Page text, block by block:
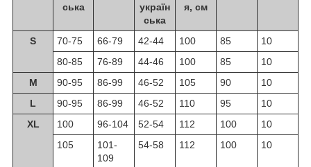
ська
україн
ська
я, см
S 70-75 66-79 42-44 100 85
10
80-85
76-89 44-46 100 85
10
M
90-95 86-99 46-52 105 90
10
L
90-95 86-99 46-52 110 95
10
XL
100 96-104 52-54 112 100
10
105
101-
109
54-58 112 100 10